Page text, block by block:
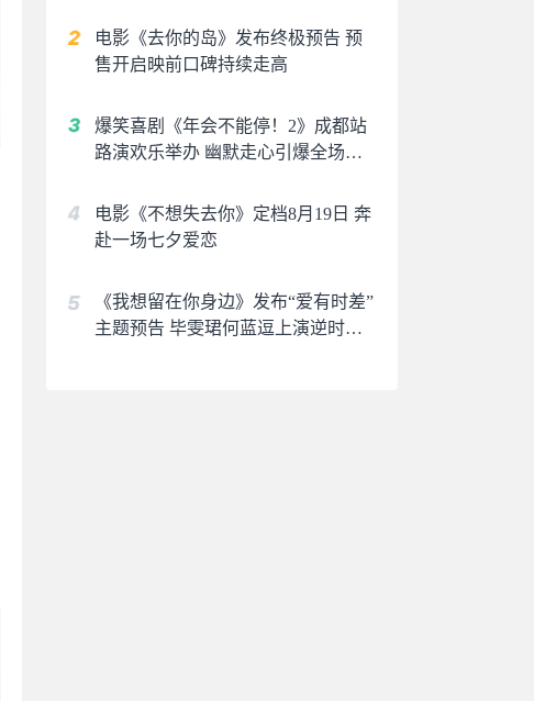
电影《去你的岛》发布终极预告 预
售开启映前口碑持续走高
爆笑喜剧《年会不能停！2》成都站
路演欢乐举办 幽默走心引爆全场共
电影《不想失去你》定档8月19日 奔
赴一场七夕爱恋
《我想留在你身边》发布“爱有时差”
主题预告 毕雯珺何蓝逗上演逆时虐